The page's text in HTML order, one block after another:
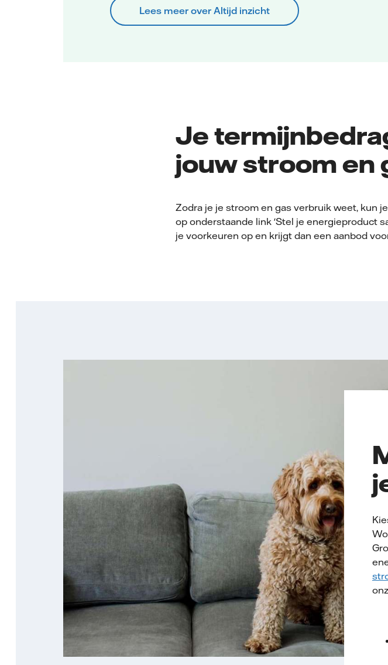
Lees meer over Altijd inzicht
Je
jouw stroom en
Zodra je je stroom en gas verbruik weet, kun
op onderstaande link 'Stel je energieproduct
je voorkeuren op en krijgt dan een aanbod